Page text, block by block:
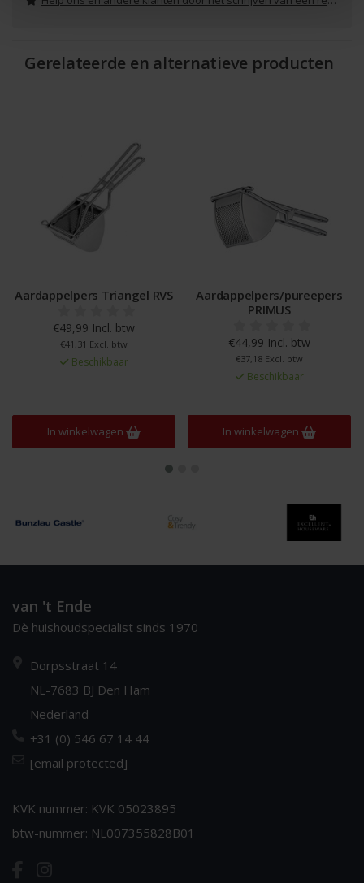
Gerelateerde en alternatieve producten
Aardappelpers Triangel RVS
€49,99 Incl. btw
€41,31 Excl. btw
Beschikbaar
In winkelwagen
Aardappelpers/pureepers
PRIMUS
€44,99 Incl. btw
€37,18 Excl. btw
Beschikbaar
In winkelwagen
van 't Ende
Dè huishoudspecialist sinds 1970
Dorpsstraat 14
NL-7683 BJ Den Ham
Nederland
+31 (0) 546 67 14 44
[email protected]
KVK nummer: KVK 05023895
btw-nummer: NL007355828B01